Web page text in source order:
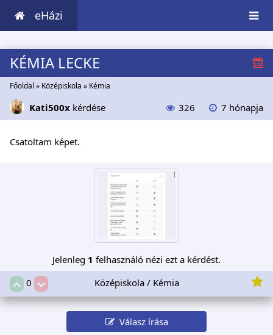
eHázi
KÉMIA LECKE
Főoldal » Középiskola » Kémia
Kati500x kérdése 326 7 hónapja
Csatoltam képet.
Jelenleg 1 felhasználó nézi ezt a kérdést.
0
Középiskola / Kémia
Válasz írása